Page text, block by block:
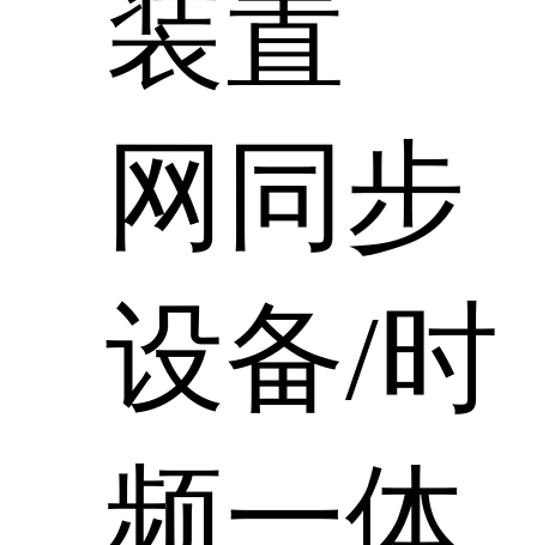
装置
网同步
设备/时